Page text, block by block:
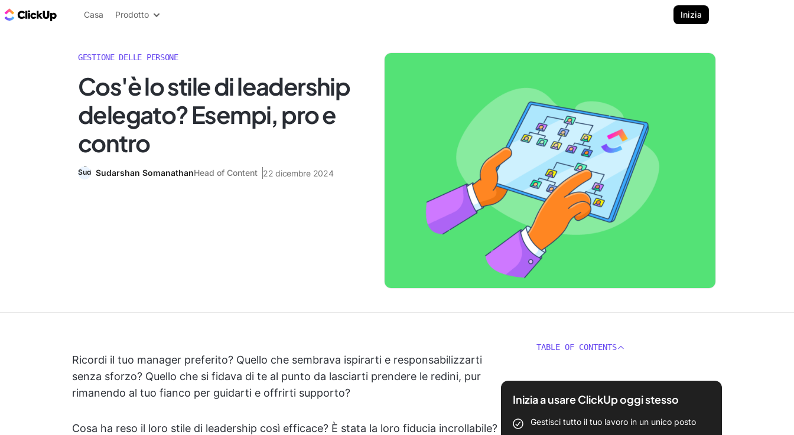
Blog di ClickUp
Casa Prodotto Inizia
GESTIONE DELLE PERSONE
Cos'è lo stile di leadership
delegato? Esempi, pro e
contro
Sudarshan SomanathanHead of Content 22 dicembre 2024
Ricordi il tuo manager preferito? Quello che sembrava ispirarti e responsabilizzarti
senza sforzo? Quello che si fidava di te al punto da lasciarti prendere le redini, pur
rimanendo al tuo fianco per guidarti e offrirti supporto?
Cosa ha reso il loro stile di leadership così efficace? È stata la loro fiducia incrollabile?
TABLE OF CONTENTS
Inizia a usare ClickUp oggi stesso
Gestisci tutto il tuo lavoro in un unico posto